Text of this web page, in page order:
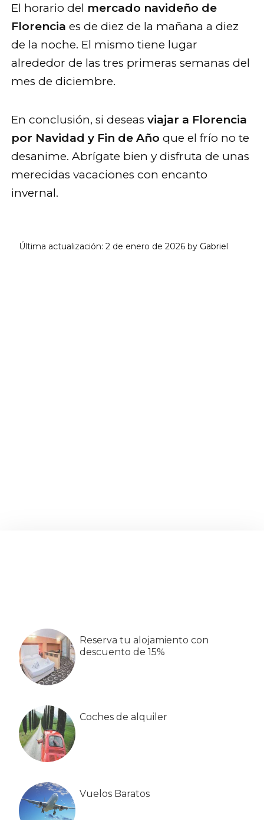
El horario del mercado navideño de
Florencia es de diez de la mañana a diez
de la noche. El mismo tiene lugar
alrededor de las tres primeras semanas del
mes de diciembre.
En conclusión, si deseas viajar a Florencia
por Navidad y Fin de Año que el frío no te
desanime. Abrígate bien y disfruta de unas
merecidas vacaciones con encanto
invernal.
Última actualización: 2 de enero de 2026by Gabriel
primaria
Reserva tu alojamiento con
descuento de 15%
Coches de alquiler
Vuelos Baratos